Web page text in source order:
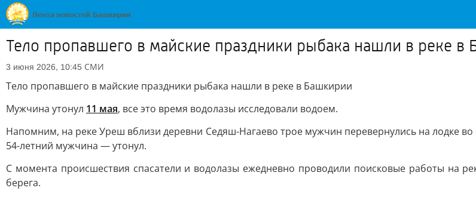
Тело пропавшего в майские праздники рыбака нашли в реке в
3 июня 2026, 10:45 СМИ
Тело пропавшего в майские праздники рыбака нашли в реке в Башкирии
Мужчина утонул 11 мая, все это время водолазы исследовали водоем.
Напомним, на реке Уреш вблизи деревни Седяш-Нагаево трое мужчин перевернулись на лодке
54-летний мужчина — утонул.
С момента происшествия спасатели и водолазы ежедневно проводили поисковые работы на
берега.